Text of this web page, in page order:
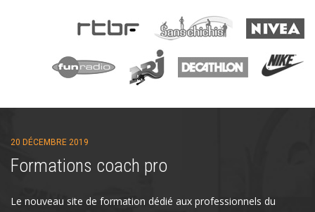
20 DÉCEMBRE 2019
Formations coach pro
Le nouveau site de formation dédié aux professionnels du